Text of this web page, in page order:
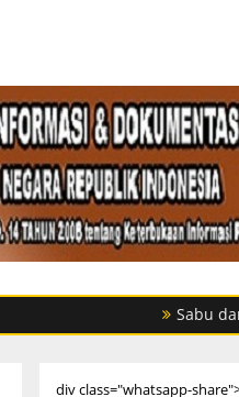
Sabu dan
div class="whatsapp-